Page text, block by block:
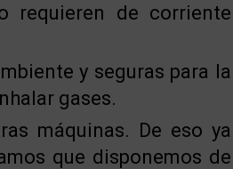
requieren de corriente
y seguras para la
gases.
máquinas. De eso ya
que disponemos de